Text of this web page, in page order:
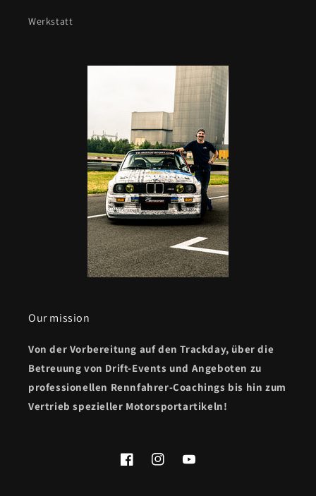
Werkstatt
Our mission
Von der Vorbereitung auf den Trackday, über die
Betreuung von Drift-Events und Angeboten zu
professionellen Rennfahrer-Coachings bis hin zum
Vertrieb spezieller Motorsportartikeln!
FacebookInstagramYouTube